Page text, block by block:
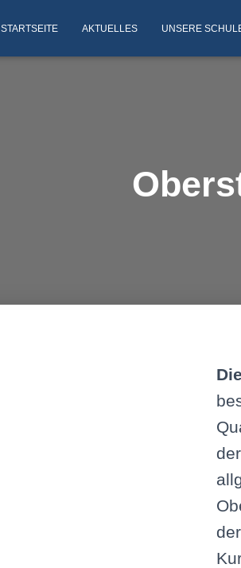
STARTSEITE AKTUELLES UNSERE